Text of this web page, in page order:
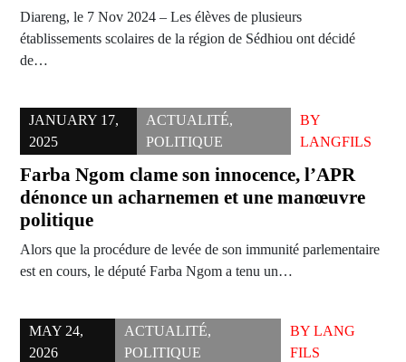
Diareng, le 7 Nov 2024 – Les élèves de plusieurs
établissements scolaires de la région de Sédhiou ont décidé
de…
JANUARY 17,
2025
ACTUALITÉ,
POLITIQUE
BY
LANGFILS
Farba Ngom clame son innocence, l’APR
dénonce un acharnemen et une manœuvre
politique
Alors que la procédure de levée de son immunité parlementaire
est en cours, le député Farba Ngom a tenu un…
MAY 24,
2026
ACTUALITÉ,
POLITIQUE
BY LANG
FILS